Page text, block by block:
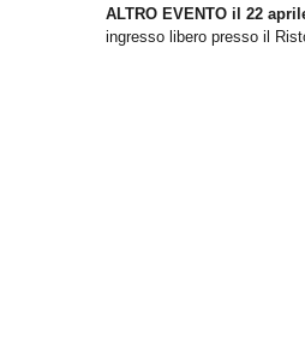
ALTRO EVENTO il 22
ingresso libero presso il